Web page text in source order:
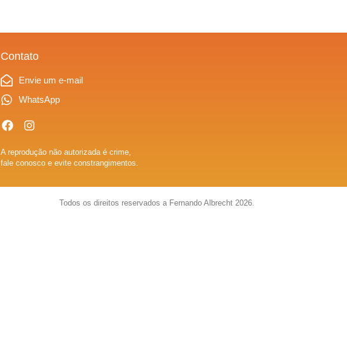
Contato
Envie um e-mail
WhatsApp
A reprodução não autorizada é crime,
fale conosco e evite constrangimentos.
Todos os direitos reservados a Fernando Albrecht 2026.